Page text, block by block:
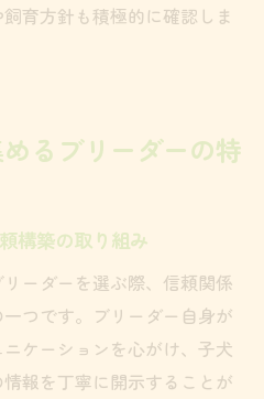
育方針も積極的に確認しま
るブリーダーの特
構築の取り組み
ーダーを選ぶ際、信頼関係
つです。ブリーダー自身が
ケーションを心がけ、子犬
報を丁寧に開示することが